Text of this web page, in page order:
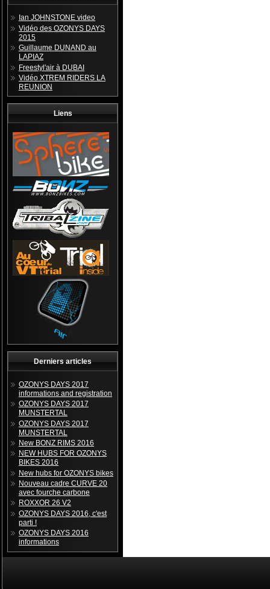
Ian JOHNSTONE video
Vidéo des OZONYS DAYS
2015
Guillaume DUNAND au
LAPIAZ
Freestyl'air à DUBAI
Vidéo XTREM RIDERS LA
REUNION
Liens
Derniers articles
OZONYS DAYS 2017
informations and registration
OZONYS DAYS 2017
MUNSTERTAL
OZONYS DAYS 2017
MUNSTERTAL
New BONZ RIMS 2016
NEW HUBS FOR OZONYS
BIKES 2016
New hubs for OZONYS bikes
Nouveau cadre CURVE 20
avec fourche carbone
ROXXOR 26 V2
OZONYS DAYS 2016, c'est
parti !
OZONYS DAYS 2016
informations